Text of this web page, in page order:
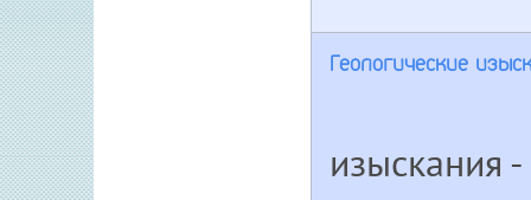
Геологические
изыскания